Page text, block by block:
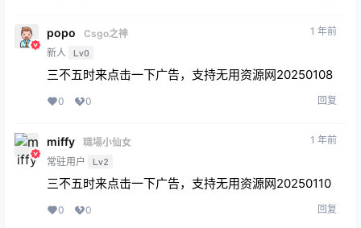
popo
Csgo之神
新人
Lv0
1 年前
三不五时来点击一下广告，支持无用资源网20250108
0 0 回复
miffy
職場小仙女
常驻用户
Lv2
1 年前
三不五时来点击一下广告，支持无用资源网20250110
0 0 回复